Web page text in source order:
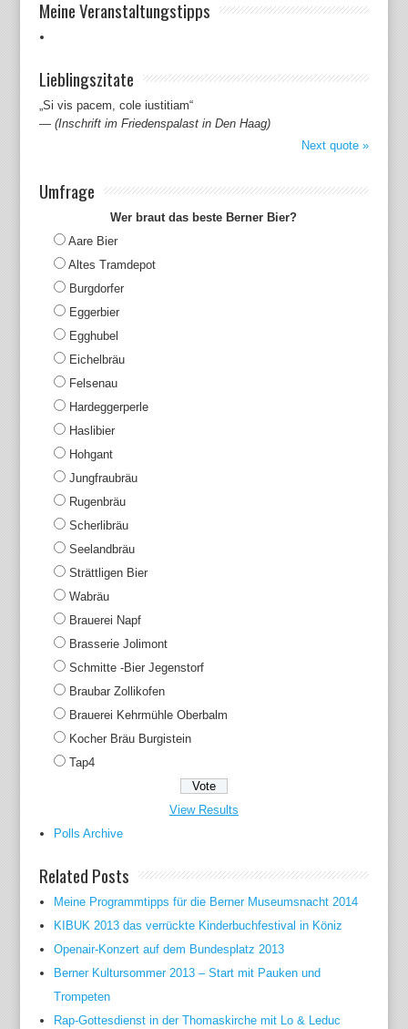
Meine Veranstaltungstipps
Lieblingszitate
„Si vis pacem, cole iustitiam“
— (Inschrift im Friedenspalast in Den Haag)
Next quote »
Umfrage
Wer braut das beste Berner Bier?
Aare Bier
Altes Tramdepot
Burgdorfer
Eggerbier
Egghubel
Eichelbräu
Felsenau
Hardeggerperle
Haslibier
Hohgant
Jungfraubräu
Rugenbräu
Scherlibräu
Seelandbräu
Strättligen Bier
Wabräu
Brauerei Napf
Brasserie Jolimont
Schmitte -Bier Jegenstorf
Braubar Zollikofen
Brauerei Kehrmühle Oberbalm
Kocher Bräu Burgistein
Tap4
View Results
Polls Archive
Related Posts
Meine Programmtipps für die Berner Museumsnacht 2014
KIBUK 2013 das verrückte Kinderbuchfestival in Köniz
Openair-Konzert auf dem Bundesplatz 2013
Berner Kultursommer 2013 – Start mit Pauken und
Trompeten
Rap-Gottesdienst in der Thomaskirche mit Lo & Leduc